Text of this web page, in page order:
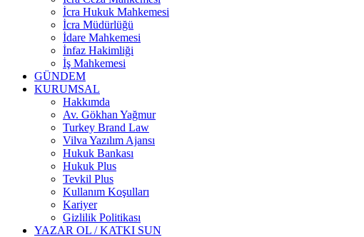
İcra Hukuk Mahkemesi
İcra Müdürlüğü
İdare Mahkemesi
İnfaz Hakimliği
İş Mahkemesi
GÜNDEM
KURUMSAL
Hakkımda
Av. Gökhan Yağmur
Turkey Brand Law
Vilva Yazılım Ajansı
Hukuk Bankası
Hukuk Plus
Tevkil Plus
Kullanım Koşulları
Kariyer
Gizlilik Politikası
YAZAR OL / KATKI SUN